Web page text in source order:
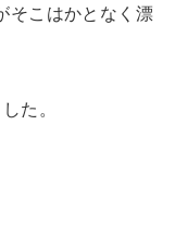
そこはかとなく漂
た。